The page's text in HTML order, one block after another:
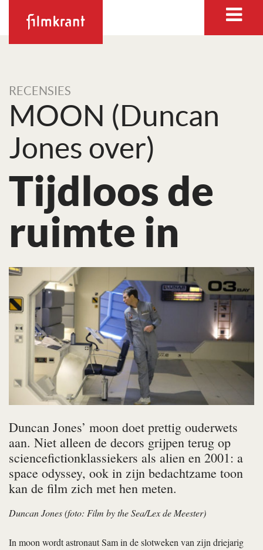
RECENSIES
MOON (Duncan
Jones over)
Tijdloos de
ruimte in
Duncan Jones’ moon doet prettig ouderwets
aan. Niet alleen de decors grijpen terug op
sciencefictionklassiekers als alien en 2001: a
space odyssey, ook in zijn bedachtzame toon
kan de film zich met hen meten.
Duncan Jones (foto: Film by the Sea/Lex de Meester)
Inmoonwordt astronaut Sam in de slotweken van zijn driejarig